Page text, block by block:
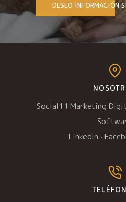
DESEO INFORMACIÓN
Social11 Marketing
LinkedIn ·